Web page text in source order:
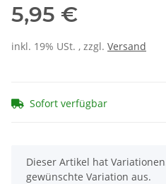
5,95 €
inkl. 19% USt. , zzgl. Versand
Sofort verfügbar
x
Dieser Artikel hat
gewünschte Variation aus.